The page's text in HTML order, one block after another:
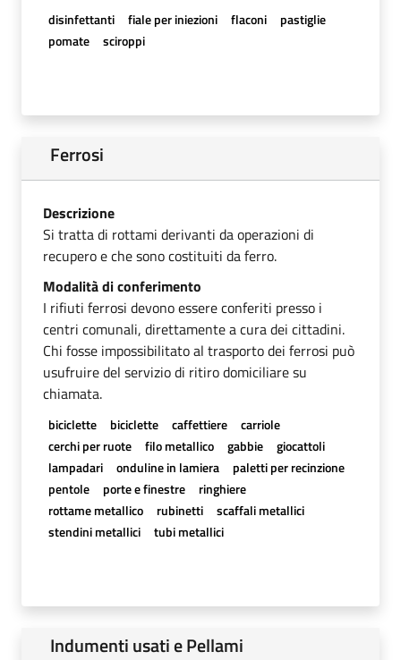
disinfettanti fiale per iniezioni flaconi
pastiglie
pomate
sciroppi
Ferrosi
Descrizione
Si tratta di rottami derivanti da operazioni di
recupero e che sono costituiti da ferro.
Modalità di conferimento
I rifiuti ferrosi devono essere conferiti presso i
centri comunali, direttamente a cura dei cittadini.
Chi fosse impossibilitato al trasporto dei ferrosi può
usufruire del servizio di ritiro domiciliare su
chiamata.
biciclette biciclette caffettiere
carriole
cerchi per ruote
filo metallico gabbie
giocattoli
lampadari
onduline in lamiera
paletti per recinzione
pentole
porte e finestre
ringhiere
rottame metallico
rubinetti
scaffali metallici
stendini metallici
tubi metallici
Indumenti usati e Pellami